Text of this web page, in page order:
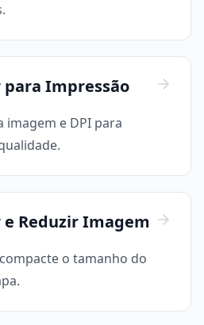
Impressão
imagem e DPI para
Reduzir Imagem
o tamanho do